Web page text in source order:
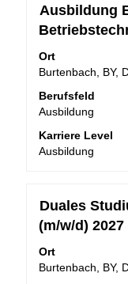
Ausbildung
Ort
Burtenbach, BY,
Berufsfeld
Ausbildung
Karriere Level
Ausbildung
Drücken
Sie
Leertaste,
um
vollständig
anzuzeigen.
Duales
(m/w/d) 2027
Ort
Burtenbach, BY,
Drücken
Sie
die
Leertaste,
um